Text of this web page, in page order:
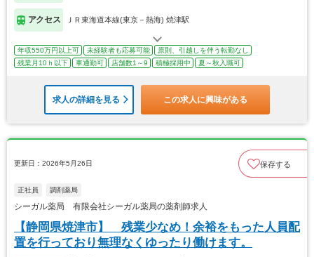
アクセス ＪＲ東海道本線(東京－熱海) 焼津駅
年収550万円以上可 未経験者も応募可能
原則、引越しを伴う転勤なし
残業月10ｈ以下
車通勤可 店舗数1～9 積極採用中 夏～秋入職可
求人の詳細を見る この求人に興味がある
更新日：2026年5月26日 保存する
正社員 調剤薬局
シーガル薬局 有限会社シーガル薬局の薬剤師求人
【静岡県焼津市】 残業少なめ！余裕をもった人員配
置を行っており無理なくゆったり働けます。